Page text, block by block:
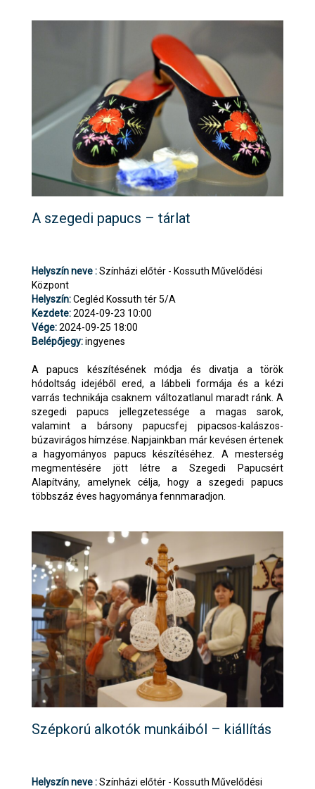
A szegedi papucs – tárlat
Helyszín neve :Színházi előtér - Kossuth Művelődési
Központ
Helyszín:Cegléd Kossuth tér 5/A
Kezdete:2024-09-23 10:00
Vége:2024-09-25 18:00
Belépőjegy:ingyenes
A papucs készítésének módja és divatja a török
hódoltság idejéből ered, a lábbeli formája és a kézi
varrás technikája csaknem változatlanul maradt ránk. A
szegedi papucs jellegzetessége a magas sarok,
valamint a bársony papucsfej pipacsos-kalászos-
búzavirágos hímzése. Napjainkban már kevésen értenek
a hagyományos papucs készítéséhez. A mesterség
megmentésére jött létre a Szegedi Papucsért
Alapítvány, amelynek célja, hogy a szegedi papucs
többszáz éves hagyománya fennmaradjon.
Szépkorú alkotók munkáiból – kiállítás
Helyszín neve :Színházi előtér - Kossuth Művelődési